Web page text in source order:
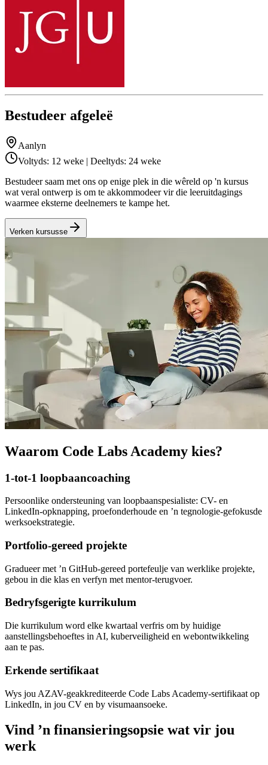
Bestudeer afgeleë
Aanlyn
Voltyds: 12 weke | Deeltyds: 24 weke
Bestudeer saam met ons op enige plek in die wêreld op 'n kursus
wat veral ontwerp is om te akkommodeer vir die leeruitdagings
waarmee eksterne deelnemers te kampe het.
Verken kursusse
Waarom Code Labs Academy kies?
1-tot-1 loopbaancoaching
Persoonlike ondersteuning van loopbaanspesialiste: CV- en
LinkedIn-opknapping, proefonderhoude en ’n tegnologie-gefokusde
werksoekstrategie.
Portfolio-gereed projekte
Gradueer met ’n GitHub-gereed portefeulje van werklike projekte,
gebou in die klas en verfyn met mentor-terugvoer.
Bedryfsgerigte kurrikulum
Die kurrikulum word elke kwartaal verfris om by huidige
aanstellingsbehoeftes in AI, kuberveiligheid en webontwikkeling
aan te pas.
Erkende sertifikaat
Wys jou AZAV-geakkrediteerde Code Labs Academy-sertifikaat op
LinkedIn, in jou CV en by visumaansoeke.
Vind ’n finansieringsopsie wat vir jou
werk